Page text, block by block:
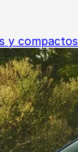
y compactos